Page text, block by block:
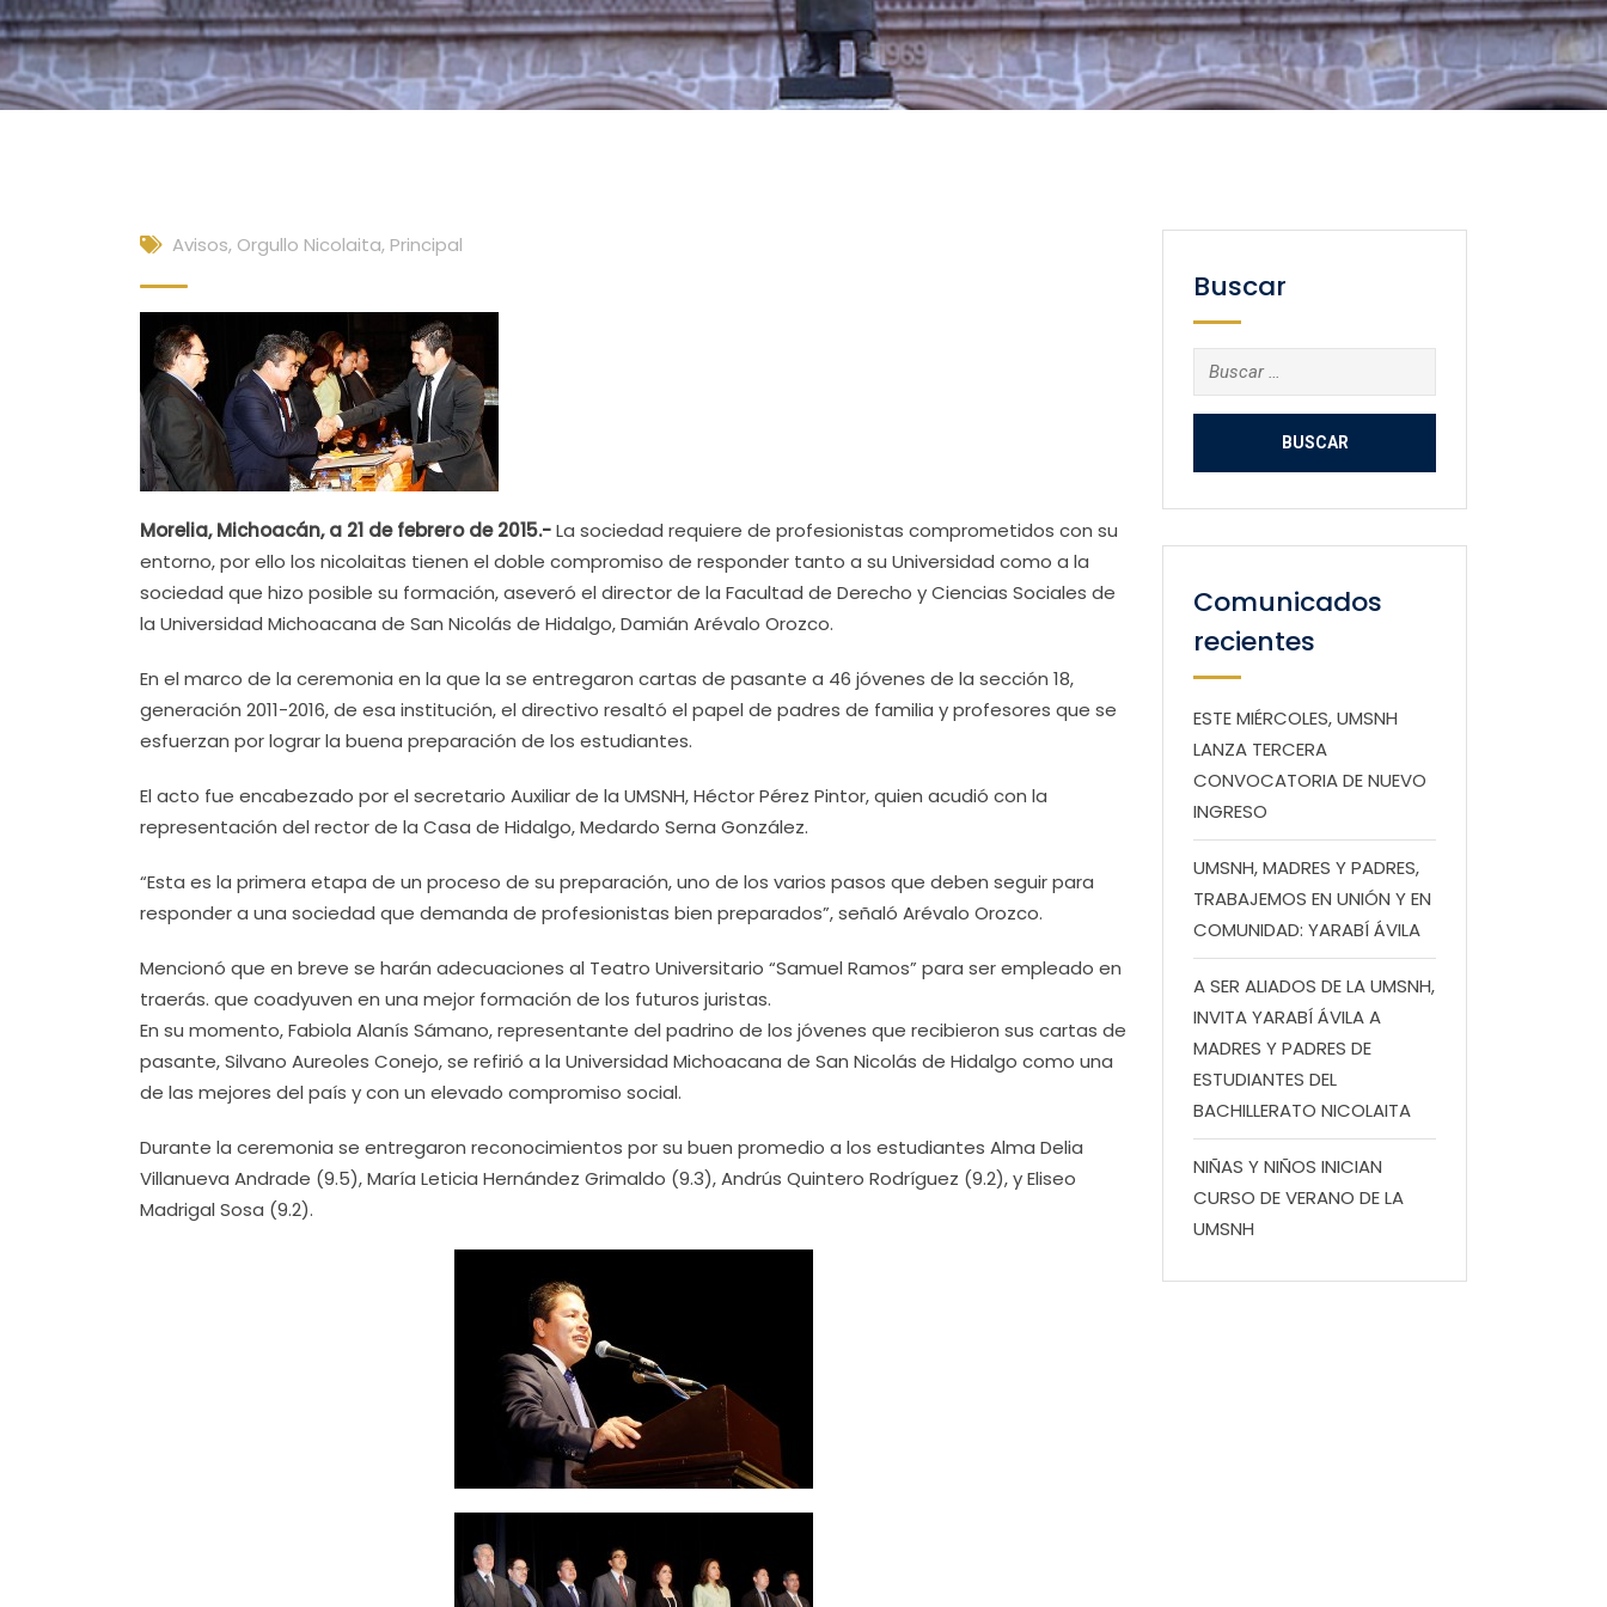
Avisos, Orgullo Nicolaita, Principal
Morelia, Michoacán, a 21 de febrero de 2015.-La sociedad requiere de profesionistas comprometidos con su
entorno, por ello los nicolaitas tienen el doble compromiso de responder tanto a su Universidad como a la
sociedad que hizo posible su formación, aseveró el director de la Facultad de Derecho y Ciencias Sociales de
la Universidad Michoacana de San Nicolás de Hidalgo, Damián Arévalo Orozco.
En el marco de la ceremonia en la que la se entregaron cartas de pasante a 46 jóvenes de la sección 18,
generación 2011-2016, de esa institución, el directivo resaltó el papel de padres de familia y profesores que se
esfuerzan por lograr la buena preparación de los estudiantes.
El acto fue encabezado por el secretario Auxiliar de la UMSNH, Héctor Pérez Pintor, quien acudió con la
representación del rector de la Casa de Hidalgo, Medardo Serna González.
“Esta es la primera etapa de un proceso de su preparación, uno de los varios pasos que deben seguir para
responder a una sociedad que demanda de profesionistas bien preparados”, señaló Arévalo Orozco.
Mencionó que en breve se harán adecuaciones al Teatro Universitario “Samuel Ramos” para ser empleado en
traerás. que coadyuven en una mejor formación de los futuros juristas.
En su momento, Fabiola Alanís Sámano, representante del padrino de los jóvenes que recibieron sus cartas de
pasante, Silvano Aureoles Conejo, se refirió a la Universidad Michoacana de San Nicolás de Hidalgo como una
de las mejores del país y con un elevado compromiso social.
Durante la ceremonia se entregaron reconocimientos por su buen promedio a los estudiantes Alma Delia
Villanueva Andrade (9.5), María Leticia Hernández Grimaldo (9.3), Andrús Quintero Rodríguez (9.2), y Eliseo
Madrigal Sosa (9.2).
Buscar
Buscar:
Comunicados
recientes
ESTE MIÉRCOLES, UMSNH
LANZA TERCERA
CONVOCATORIA DE NUEVO
INGRESO
UMSNH, MADRES Y PADRES,
TRABAJEMOS EN UNIÓN Y EN
COMUNIDAD: YARABÍ ÁVILA
A SER ALIADOS DE LA UMSNH,
INVITA YARABÍ ÁVILA A
MADRES Y PADRES DE
ESTUDIANTES DEL
BACHILLERATO NICOLAITA
NIÑAS Y NIÑOS INICIAN
CURSO DE VERANO DE LA
UMSNH